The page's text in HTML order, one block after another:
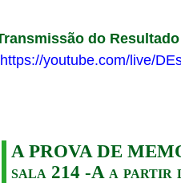
do
https://youtube.com/live/
A PROVA DE
sala 214 -A a partir